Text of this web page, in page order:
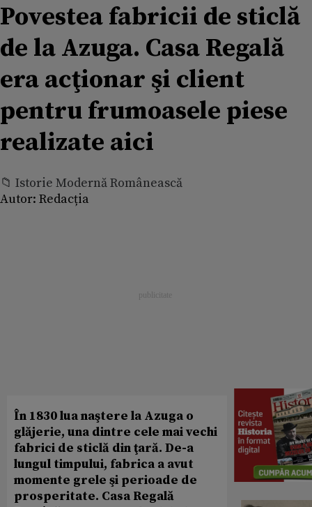
Povestea fabricii de sticlă
de la Azuga. Casa Regală
era acţionar şi client
pentru frumoasele piese
realizate aici
📁 Istorie Modernă Românească
Autor: Redacția
În 1830 lua naştere la Azuga o
glăjerie, una dintre cele mai vechi
fabrici de sticlă din ţară. De-a
lungul timpului, fabrica a avut
momente grele şi perioade de
prosperitate. Casa Regală